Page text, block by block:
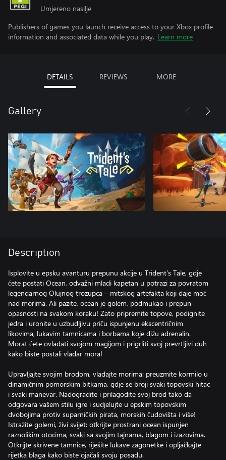
Umjereno nasilje
Publishers of games you launch receive access to your Xbox profile
information and associated data while you play. Learn more
DETAILS REVIEWS MORE
Gallery
Description
Isplovite u epsku avanturu prepunu akcije u Trident’s Tale, gdje
ćete postati Ocean, odvažni mladi kapetan u potrazi za povratom
legendarnog Olujnog trozupca – mitskog artefakta koji daje moć
nad morima. Ali pazite, ocean je golem, podmukao i prepun
opasnosti na svakom koraku! Zato pripremite topove, podignite
jedra i uronite u uzbudljivu priču ispunjenu ekscentričnim
likovima, lukavim tamnicama i borbama koje dižu adrenalin.
Morat ćete ovladati svojom magijom i prigrliti svoj prevrtljivi duh
kako biste postali vladar mora!
Upravljajte svojim brodom, vladajte morima: preuzmite kormilo u
dinamičnim pomorskim bitkama, gdje se broji svaki topovski hitac
i svaki manevar. Nadogradite i prilagodite svoj brod tako da
odgovara vašem stilu igre i sudjelujte u epskim topovskim
dvobojima protiv suparničkih pirata, morskih čudovišta i više!
Istražite golemi, živi svijet: otkrijte prostrani ocean ispunjen
raznolikim otocima, svaki sa svojim tajnama, blagom i izazovima.
Otkrijte skrivene tamnice, riješite lukave zagonetke i opljačkajte
rijetka blaga kako biste ojačali svoju posadu.